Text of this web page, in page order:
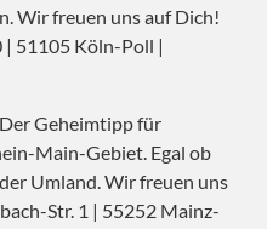
Wir freuen uns auf Dich!
| 51105 Köln-Poll |
Der Geheimtipp für
Main-Gebiet. Egal ob
Umland. Wir freuen uns
Str. 1 | 55252 Mainz-